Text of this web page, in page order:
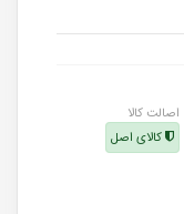
اصالت کالا
کالای اصل